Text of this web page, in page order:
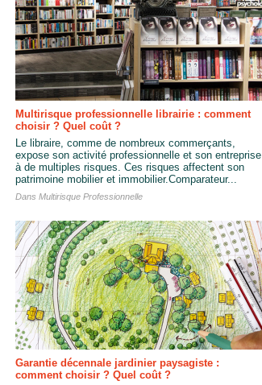
Multirisque professionnelle librairie : comment
choisir ? Quel coût ?
Le libraire, comme de nombreux commerçants,
expose son activité professionnelle et son entreprise
à de multiples risques. Ces risques affectent son
patrimoine mobilier et immobilier.Comparateur...
Dans Multirisque Professionnelle
Garantie décennale jardinier paysagiste :
comment choisir ? Quel coût ?